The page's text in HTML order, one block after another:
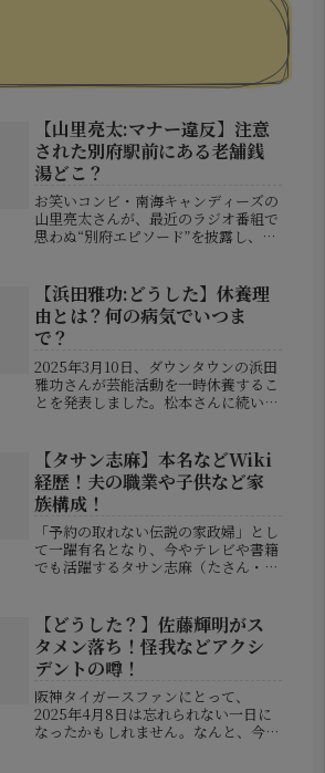
【山里亮太:マナー違反】注意
された別府駅前にある老舗銭
湯どこ？
お笑いコンビ・南海キャンディーズの
山里亮太さんが、最近のラジオ番組で
思わぬ“別府エピソード”を披露し、ネ
としても名高いこの地で、彼は地元の
温泉文化の“深み”を垣間見る体験を...
【浜田雅功:どうした】休養理
由とは？何の病気でいつま
で？
2025年3月10日、ダウンタウンの浜田
雅功さんが芸能活動を一時休養するこ
とを発表しました。松本さんに続いて
はないでしょうか？一体何があったの
でしょうか？本記事でまとめまし...
【タサン志麻】本名などWiki
経歴！夫の職業や子供など家
族構成！
「予約の取れない伝説の家政婦」とし
て一躍有名となり、今やテレビや書籍
でも活躍するタサン志麻（たさん・し
うか？今回はそんな志麻さんについ
て、「本名や経歴」「夫の職業」「子
供を...
【どうした？】佐藤輝明がス
タメン落ち！怪我などアクシ
デントの噂！
阪神タイガースファンにとって、
2025年4月8日は忘れられない一日に
なったかもしれません。なんと、今シ